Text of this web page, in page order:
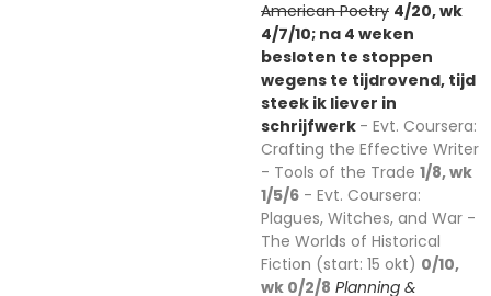
American Poetry 4/20, wk
4/7/10; na 4 weken
besloten te stoppen
wegens te tijdrovend, tijd
steek ik liever in
schrijfwerk - Evt. Coursera:
Crafting the Effective Writer
- Tools of the Trade 1/8, wk
1/5/6 - Evt. Coursera:
Plagues, Witches, and War -
The Worlds of Historical
Fiction (start: 15 okt) 0/10,
wk 0/2/8 Planning &